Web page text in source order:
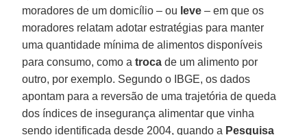
moradores de um domicílio – ou leve – em que os
moradores relatam adotar estratégias para manter
uma quantidade mínima de alimentos disponíveis
para consumo, como atroca de um alimento por
outro, por exemplo. Segundo o IBGE, os dados
apontam para a reversão de uma trajetória de queda
dos índices de insegurança alimentar que vinha
sendo identificada desde 2004, quando a Pesquisa